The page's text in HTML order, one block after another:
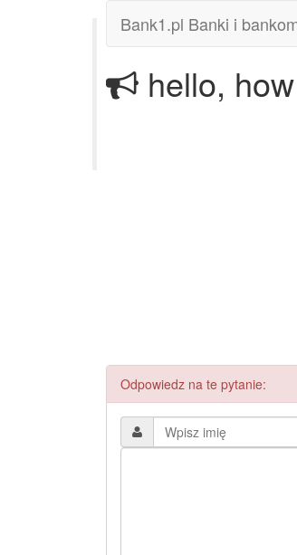
Bank1.pl Banki i
hello,
Odpowiedz na te pytanie: